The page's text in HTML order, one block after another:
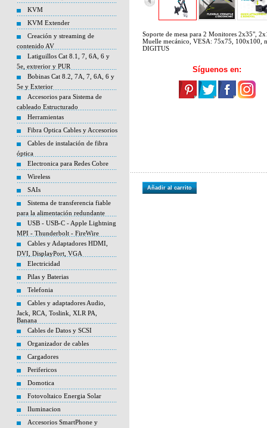
KVM
KVM Extender
Creación y streaming de
contenido AV
Latiguillos Cat 8.1, 7, 6A, 6 y
5e, extrerior y PUR
Bobinas Cat 8.2, 7A, 7, 6A, 6 y
5e y Exterior
Accesorios para Sistema de
cableado Estructurado
Herramientas
Fibra Optica Cables y Accesorios
Cables de instalación de fibra
óptica
Electronica para Redes Cobre
Wireless
SAIs
Sistema de transferencia fiable
para la alimentación redundante
USB - USB-C - Apple Lightning
MPI - Thunderbolt - FireWire
Cables y Adaptadores HDMI,
DVI, DisplayPort, VGA
Electricidad
Pilas y Baterias
Telefonia
Cables y adaptadores Audio,
Jack, RCA, Toslink, XLR PA,
Banana
Cables de Datos y SCSI
Organizador de cables
Cargadores
Perifericos
Domotica
Fotovoltaico Energia Solar
Iluminacion
Accesorios SmartPhone y
Soporte de mesa para 2 Monitores 2x35",
Muelle mecánico, VESA: 75x75, 100x100,
DIGITUS
Síguenos en:
Añadir al carrito